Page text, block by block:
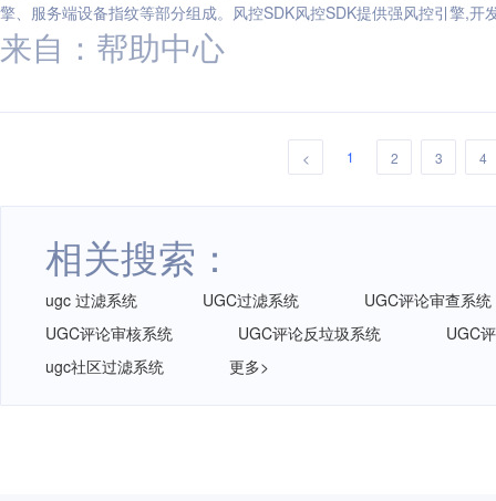
擎、服务端设备指纹等部分组成。风控SDK风控SDK提供强风控引擎,开
来自：帮助中心
< 1 2 3 4
相关搜索：
ugc 过滤系统 UGC过滤系统
UGC评论审查系统
UGC评论审核系统
UGC评论反垃圾系统
UGC
ugc社区过滤系统
更多>